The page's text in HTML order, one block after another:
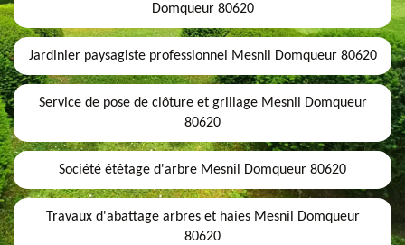
Domqueur 80620
Jardinier paysagiste professionnel Mesnil Domqueur 80620
Service de pose de clôture et grillage Mesnil Domqueur
80620
Société étêtage d'arbre Mesnil Domqueur 80620
Travaux d'abattage arbres et haies Mesnil Domqueur
80620